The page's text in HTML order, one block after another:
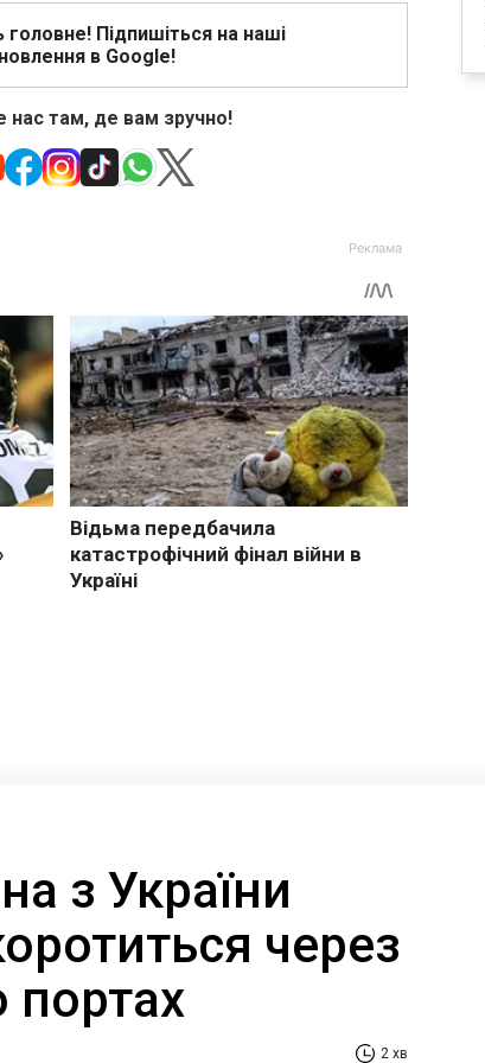
головне! Підпишіться на наші
в Google!
нас там, де вам зручно!
з України
через
2 хв